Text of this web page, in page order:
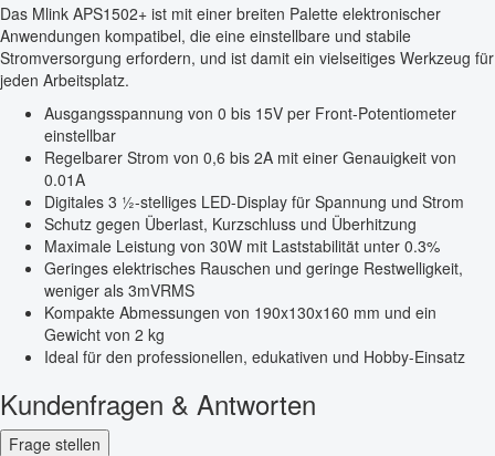
Das Mlink APS1502+ ist mit einer breiten Palette elektronischer
Anwendungen kompatibel, die eine einstellbare und stabile
Stromversorgung erfordern, und ist damit ein vielseitiges Werkzeug für
jeden Arbeitsplatz.
Ausgangsspannung von 0 bis 15V per Front-Potentiometer
einstellbar
Regelbarer Strom von 0,6 bis 2A mit einer Genauigkeit von
0.01A
Digitales 3 ½-stelliges LED-Display für Spannung und Strom
Schutz gegen Überlast, Kurzschluss und Überhitzung
Maximale Leistung von 30W mit Laststabilität unter 0.3%
Geringes elektrisches Rauschen und geringe Restwelligkeit,
weniger als 3mVRMS
Kompakte Abmessungen von 190x130x160 mm und ein
Gewicht von 2 kg
Ideal für den professionellen, edukativen und Hobby-Einsatz
Kundenfragen & Antworten
Frage stellen